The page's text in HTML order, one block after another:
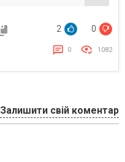
2 0
0 1082
Залишити свій коментар